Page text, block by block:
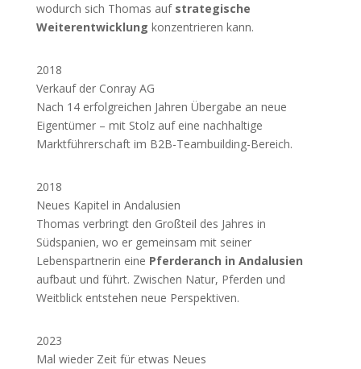
wodurch sich Thomas auf strategische
Weiterentwicklung konzentrieren kann.
2018
Verkauf der Conray AG
Nach 14 erfolgreichen Jahren Übergabe an neue
Eigentümer – mit Stolz auf eine nachhaltige
Marktführerschaft im B2B-Teambuilding-Bereich.
2018
Neues Kapitel in Andalusien
Thomas verbringt den Großteil des Jahres in
Südspanien, wo er gemeinsam mit seiner
Lebenspartnerin eine Pferderanch in Andalusien
aufbaut und führt. Zwischen Natur, Pferden und
Weitblick entstehen neue Perspektiven.
2023
Mal wieder Zeit für etwas Neues